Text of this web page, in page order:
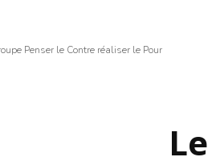
Penser le Contre réaliser le Pour